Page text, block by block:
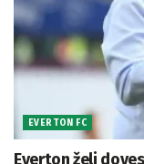
EVERTON FC
Everton želi